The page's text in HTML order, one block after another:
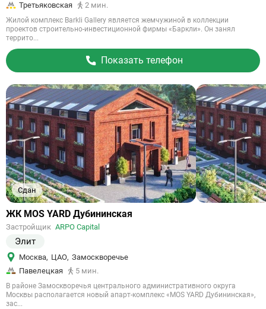
Третьяковская
2 мин.
Жилой комплекс Barkli Gallery является жемчужиной в коллекции
проектов строительно-инвестиционной фирмы «Баркли». Он занял
террито...
Показать телефон
Сдан
Ссылка
объект
ЖК MOS YARD Дубининская
Застройщик ARPO Capital
Элит
Москва, ЦАО, Замоскворечье
Павелецкая
5 мин.
В районе Замоскворечья центрального административного округа
Москвы располагается новый апарт-комплекс «MOS YARD Дубининская»,
зас...